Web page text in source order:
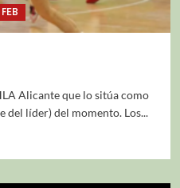
Alicante que lo sitúa como
del líder) del momento. Los...